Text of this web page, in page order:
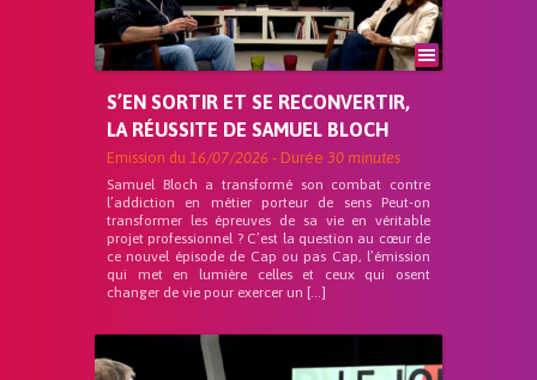
S’EN SORTIR ET SE RECONVERTIR,
LA RÉUSSITE DE SAMUEL BLOCH
Emission du 16/07/2026 - Durée 30 minutes
Samuel Bloch a transformé son combat contre
l’addiction en métier porteur de sens Peut-on
transformer les épreuves de sa vie en véritable
projet professionnel ? C’est la question au cœur de
ce nouvel épisode de Cap ou pas Cap, l’émission
qui met en lumière celles et ceux qui osent
changer de vie pour exercer un […]